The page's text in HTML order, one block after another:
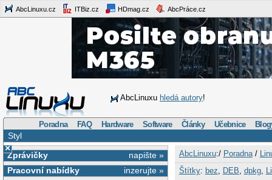
AbcLinuxu.cz ITBiz.cz HDmag.cz AbcPráce.cz
AbcLinuxu hledá autory!
Poradna FAQ Hardware Software Články Učebnice
Styl
×
napište »
Zprávičky
inzerujte »
Pracovní nabídky
AbcLinuxu:/ Poradna/
Štítky: bez DEB dpkg,